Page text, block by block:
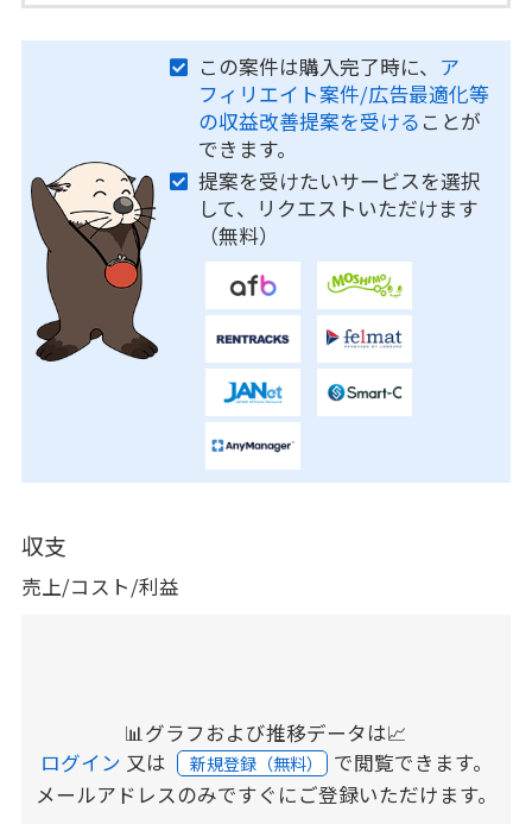
この案件は購入完了時に、 ア
フィリエイト案件/広告最適化等
の収益改善提案を受ける ことが
できます。
提案を受けたいサービスを選択
して、リクエストいただけます
（無料）
収支
売上/コスト/利益
📊グラフおよび推移データは📈
ログイン 又は 新規登録（無料） で閲覧できます。
メールアドレスのみですぐにご登録いただけます。